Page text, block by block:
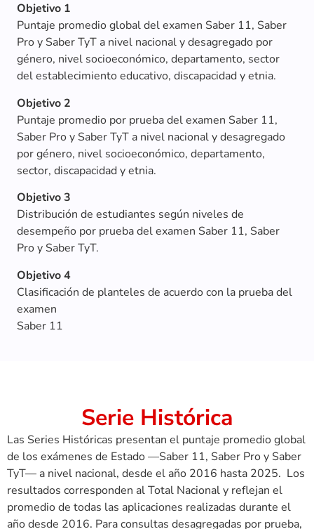
Objetivo 1
Puntaje promedio global del examen Saber 11, Saber
Pro y Saber TyT a nivel nacional y desagregado por
género, nivel socioeconómico, departamento, sector
del establecimiento educativo, discapacidad y etnia.
Objetivo 2
Puntaje promedio por prueba del examen Saber 11,
Saber Pro y Saber TyT a nivel nacional y desagregado
por género, nivel socioeconómico, departamento,
sector, discapacidad y etnia.
Objetivo 3
Distribución de estudiantes según niveles de
desempeño por prueba del examen Saber 11, Saber
Pro y Saber TyT.
Objetivo 4
Clasificación de planteles de acuerdo con la prueba del
examen
Saber 11
Serie Histórica
Las Series Históricas presentan el puntaje promedio global
de los exámenes de Estado —Saber 11, Saber Pro y Saber
TyT— a nivel nacional, desde el año 2016 hasta 2025. Los
resultados corresponden al Total Nacional y reflejan el
promedio de todas las aplicaciones realizadas durante el
año desde 2016. Para consultas desagregadas por prueba,